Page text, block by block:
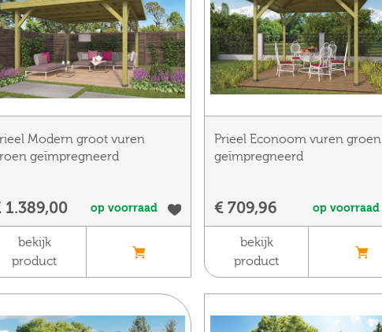
Modern groot vuren
geïmpregneerd
1.389,00 op voorraad
bekijk
product
Prieel Econoom vuren groen
geïmpregneerd
€ 709,96 op voorraad
bekijk
product